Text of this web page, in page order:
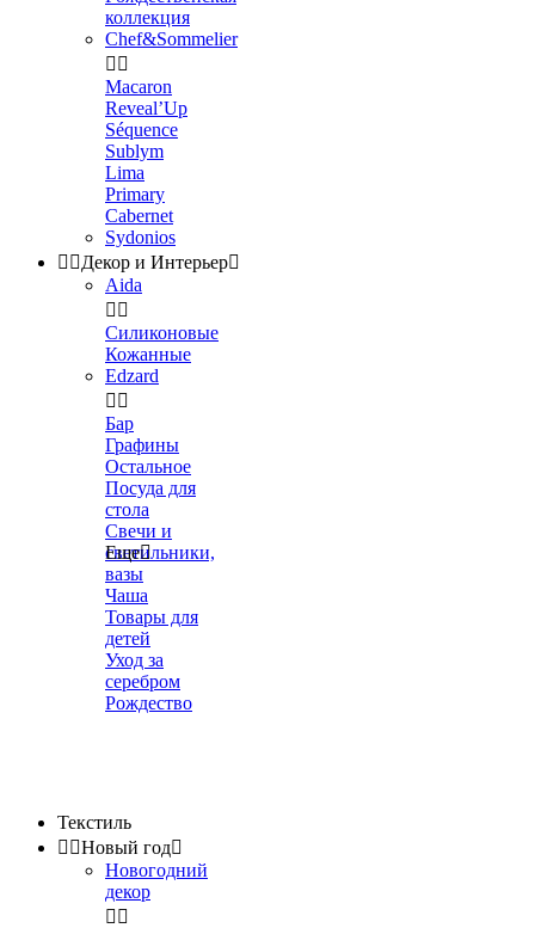
коллекция
Chef&Sommelier
 
Macaron
Reveal’Up
Séquence
Sublym
Lima
Primary
Cabernet
Sydonios
 Декор и Интерьер
Aida
 
Силиконовые
Кожанные
Edzard
 
Бар
Графины
Остальное
Посуда для
стола
Свечи и
светильники,
вазы
Чаша
Товары для
детей
Уход за
серебром
Рождество
Еще
Текстиль
 Новый год
Новогодний
декор
 